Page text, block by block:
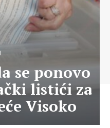
se ponovo
listići za
Visoko